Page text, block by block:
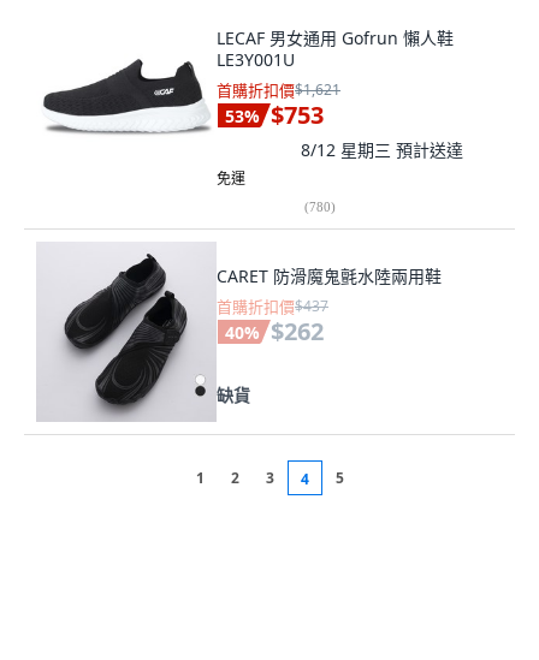
LECAF 男女通用 Gofrun 懶人鞋
LE3Y001U
首購折扣價$1,621
53% $753
8/12 星期三 預計送達
免運
(780)
CARET 防滑魔鬼氈水陸兩用鞋
首購折扣價$437
40% $262
缺貨
1 2 3 4 5